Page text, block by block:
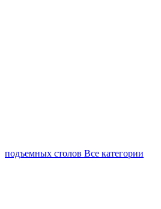
подъемных столов Все категории